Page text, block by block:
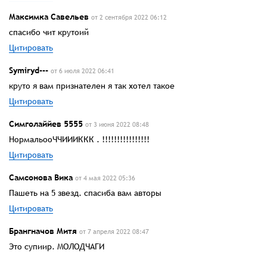
Максимка Савельев от 2 сентября 2022 06:12
спасибо чит крутоий
Цитировать
Symiryd--- от 6 июля 2022 06:41
круто я вам признателен я так хотел такое
Цитировать
Симголаййев 5555 от 3 июня 2022 08:48
НормальооЧЧИИИККК . !!!!!!!!!!!!!!!!
Цитировать
Самсонова Вика от 4 мая 2022 05:36
Пашеть на 5 звезд. спасиба вам авторы
Цитировать
Брангначов Митя от 7 апреля 2022 08:47
Это супиир. МОЛОДЧАГИ